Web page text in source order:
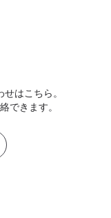
はこちら。
できます。